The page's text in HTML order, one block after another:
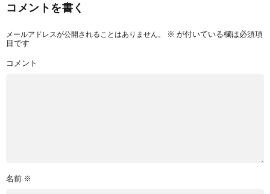
コメントを書く
メールアドレスが公開されることはありません。 ※ が付いている欄は必須項
目です
コメント
名前 ※